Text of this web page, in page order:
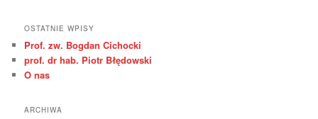
OSTATNIE WPISY
Prof. zw. Bogdan Cichocki
prof. dr hab. Piotr Błędowski
O nas
ARCHIWA